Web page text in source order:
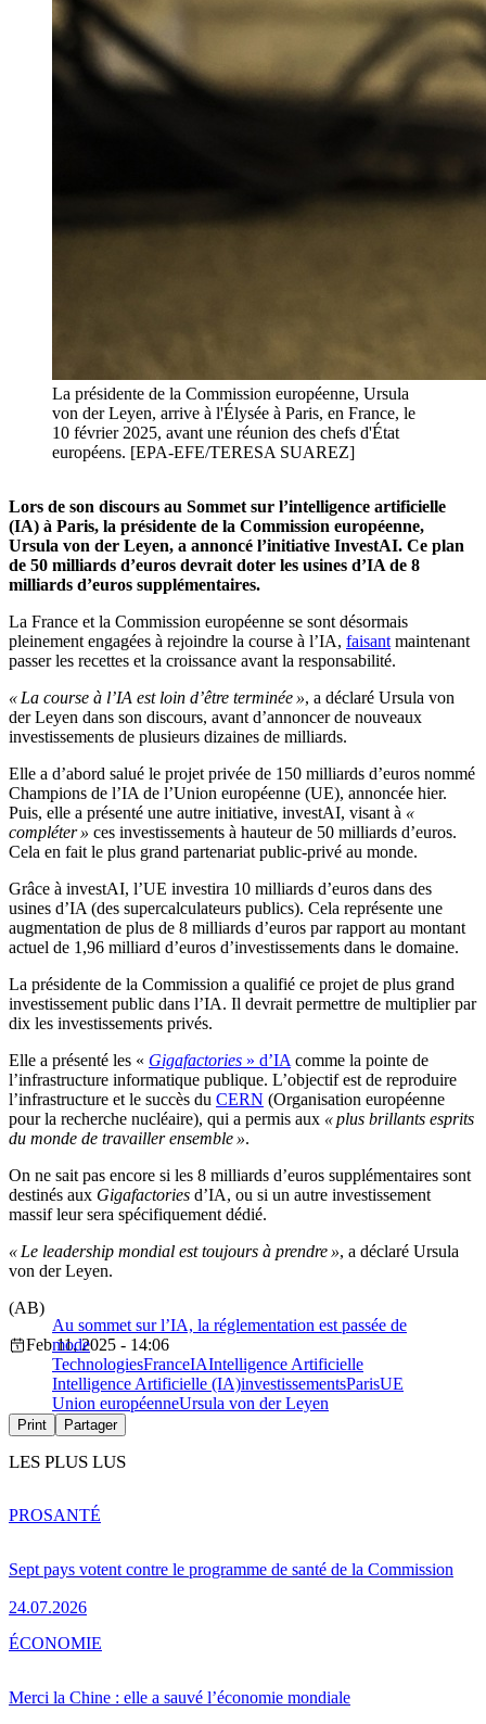
La présidente de la Commission européenne, Ursula
von der Leyen, arrive à l'Élysée à Paris, en France, le
10 février 2025, avant une réunion des chefs d'État
européens. [EPA-EFE/TERESA SUAREZ]
Lors de son discours au Sommet sur l’intelligence artificielle
(IA) à Paris, la présidente de la Commission européenne,
Ursula von der Leyen, a annoncé l’initiative InvestAI. Ce plan
de 50 milliards d’euros devrait doter les usines d’IA de 8
milliards d’euros supplémentaires.
La France et la Commission européenne se sont désormais
pleinement engagées à rejoindre la course à l’IA, faisant maintenant
passer les recettes et la croissance avant la responsabilité.
« La course à l’IA est loin d’être terminée », a déclaré Ursula von
der Leyen dans son discours, avant d’annoncer de nouveaux
investissements de plusieurs dizaines de milliards.
Elle a d’abord salué le projet privée de 150 milliards d’euros nommé
Champions de l’IA de l’Union européenne (UE), annoncée hier.
Puis, elle a présenté une autre initiative, investAI, visant à «
compléter » ces investissements à hauteur de 50 milliards d’euros.
Cela en fait le plus grand partenariat public-privé au monde.
Grâce à investAI, l’UE investira 10 milliards d’euros dans des
usines d’IA (des supercalculateurs publics). Cela représente une
augmentation de plus de 8 milliards d’euros par rapport au montant
actuel de 1,96 milliard d’euros d’investissements dans le domaine.
La présidente de la Commission a qualifié ce projet de plus grand
investissement public dans l’IA. Il devrait permettre de multiplier par
dix les investissements privés.
Elle a présenté les « Gigafactories » d’IA comme la pointe de
l’infrastructure informatique publique. L’objectif est de reproduire
l’infrastructure et le succès du CERN (Organisation européenne
pour la recherche nucléaire), qui a permis aux « plus brillants esprits
du monde de travailler ensemble ».
On ne sait pas encore si les 8 milliards d’euros supplémentaires sont
destinés aux Gigafactories d’IA, ou si un autre investissement
massif leur sera spécifiquement dédié.
« Le leadership mondial est toujours à prendre », a déclaré Ursula
von der Leyen.
Au sommet sur l’IA, la réglementation est passée de
mode
(AB)
Feb 11, 2025 - 14:06
TechnologiesFranceIAIntelligence Artificielle
Intelligence Artificielle (IA)investissementsParisUE
Union européenneUrsula von der Leyen
Print Partager
LES PLUS LUS
Sept pays votent contre le programme de santé de la Commission
24.07.2026
PROSANTÉ
Merci la Chine : elle a sauvé l’économie mondiale
ÉCONOMIE